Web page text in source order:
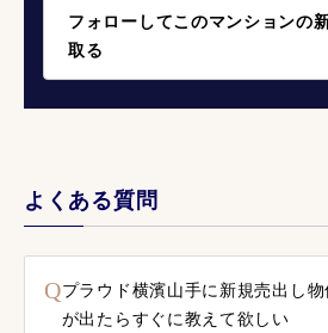
フォローしてこのマンションの
取る
よくある質問
Qプラウド横濱山手に新規売出し
が出たらすぐに教えて欲しい